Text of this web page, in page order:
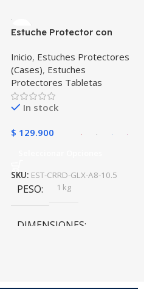
Estuche Protector con
Tablet Samsung Galaxy
Tab A8 10.5 2021 – 2022
SM-x200 SM-x205 Anti
golpes con soporte
Inicio, Estuches Protectores
(Cases), Estuches
Protectores Tabletas
In stock
$ 129.900
SKU: EST-CRRD-GLX-A8-10.5
PESO 1 kg
DIMENSIONES